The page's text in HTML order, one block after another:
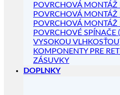
POVRCHOVÁ MONTÁŽ
POVRCHOVÁ MONTÁŽ
POVRCHOVÁ MONTÁŽ
POVRCHOVÉ SPÍNAČE
VYSOKOU
KOMPONENTY PRE
ZÁSUVKY
DOPLNKY